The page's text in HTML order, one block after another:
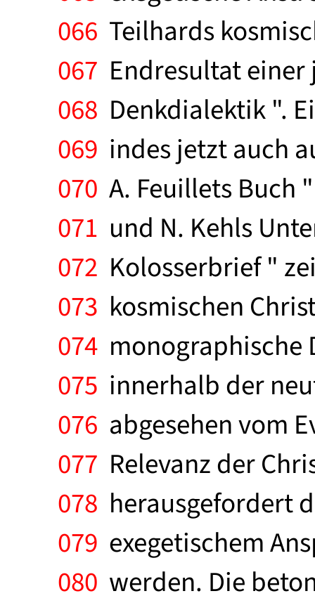
066 Teilhards
067 Endresultat
068 Denkdialektik ".
069 indes jetzt auch
070 A. Feuillets Buch
071 und N. Kehls
072 Kolosserbrief "
073 kosmischen
074 monographische
075 innerhalb der
076 abgesehen vom
077 Relevanz der
078 herausgefordert
079 exegetischem
080 werden. Die